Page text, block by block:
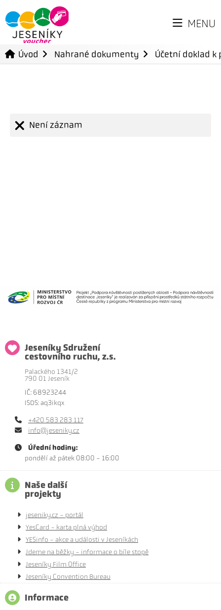
MENU
Úvod Nahrané dokumenty Účetní doklad
Není záznam
Jeseníky Sdružení
cestovního ruchu, z.s.
Palackého 1341/2
790 01 Jeseník
IČ: 68923244
ISDS: aq3ikqx
+420 583 283 117
info@jeseniky.cz
Úřední hodiny:
pondělí až pátek 08:00 - 16:00
Naše další
projekty
jeseniky.cz - portál
YesCard - karta plná výhod
YESinfo - akce a události v Jeseníkách
Jdeme na běžky - informace o bíle stopě
Jeseníky Film Office
Jeseníky Convention Bureau
Informace